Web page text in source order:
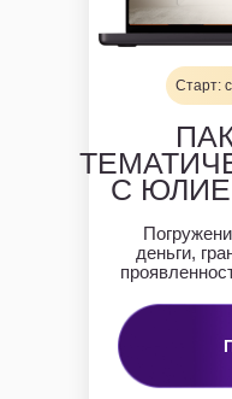
С
деньги,
Старт: